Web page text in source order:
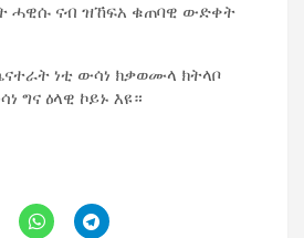
ሓዊሱ ናብ ዝኸፍአ ቁጠባዊ ውድቀት
ነቲ ውሳነ ክቃወሙላ ክትላቦ
ግና ዕላዊ ኮይኑ እዩ።